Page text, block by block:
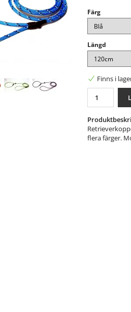
Färg
Längd
Finns i
flera färger.